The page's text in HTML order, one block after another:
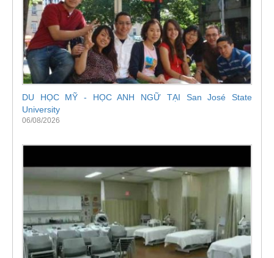
DU HỌC MỸ - HỌC ANH NGỮ TẠI San José State
University
06/08/2026